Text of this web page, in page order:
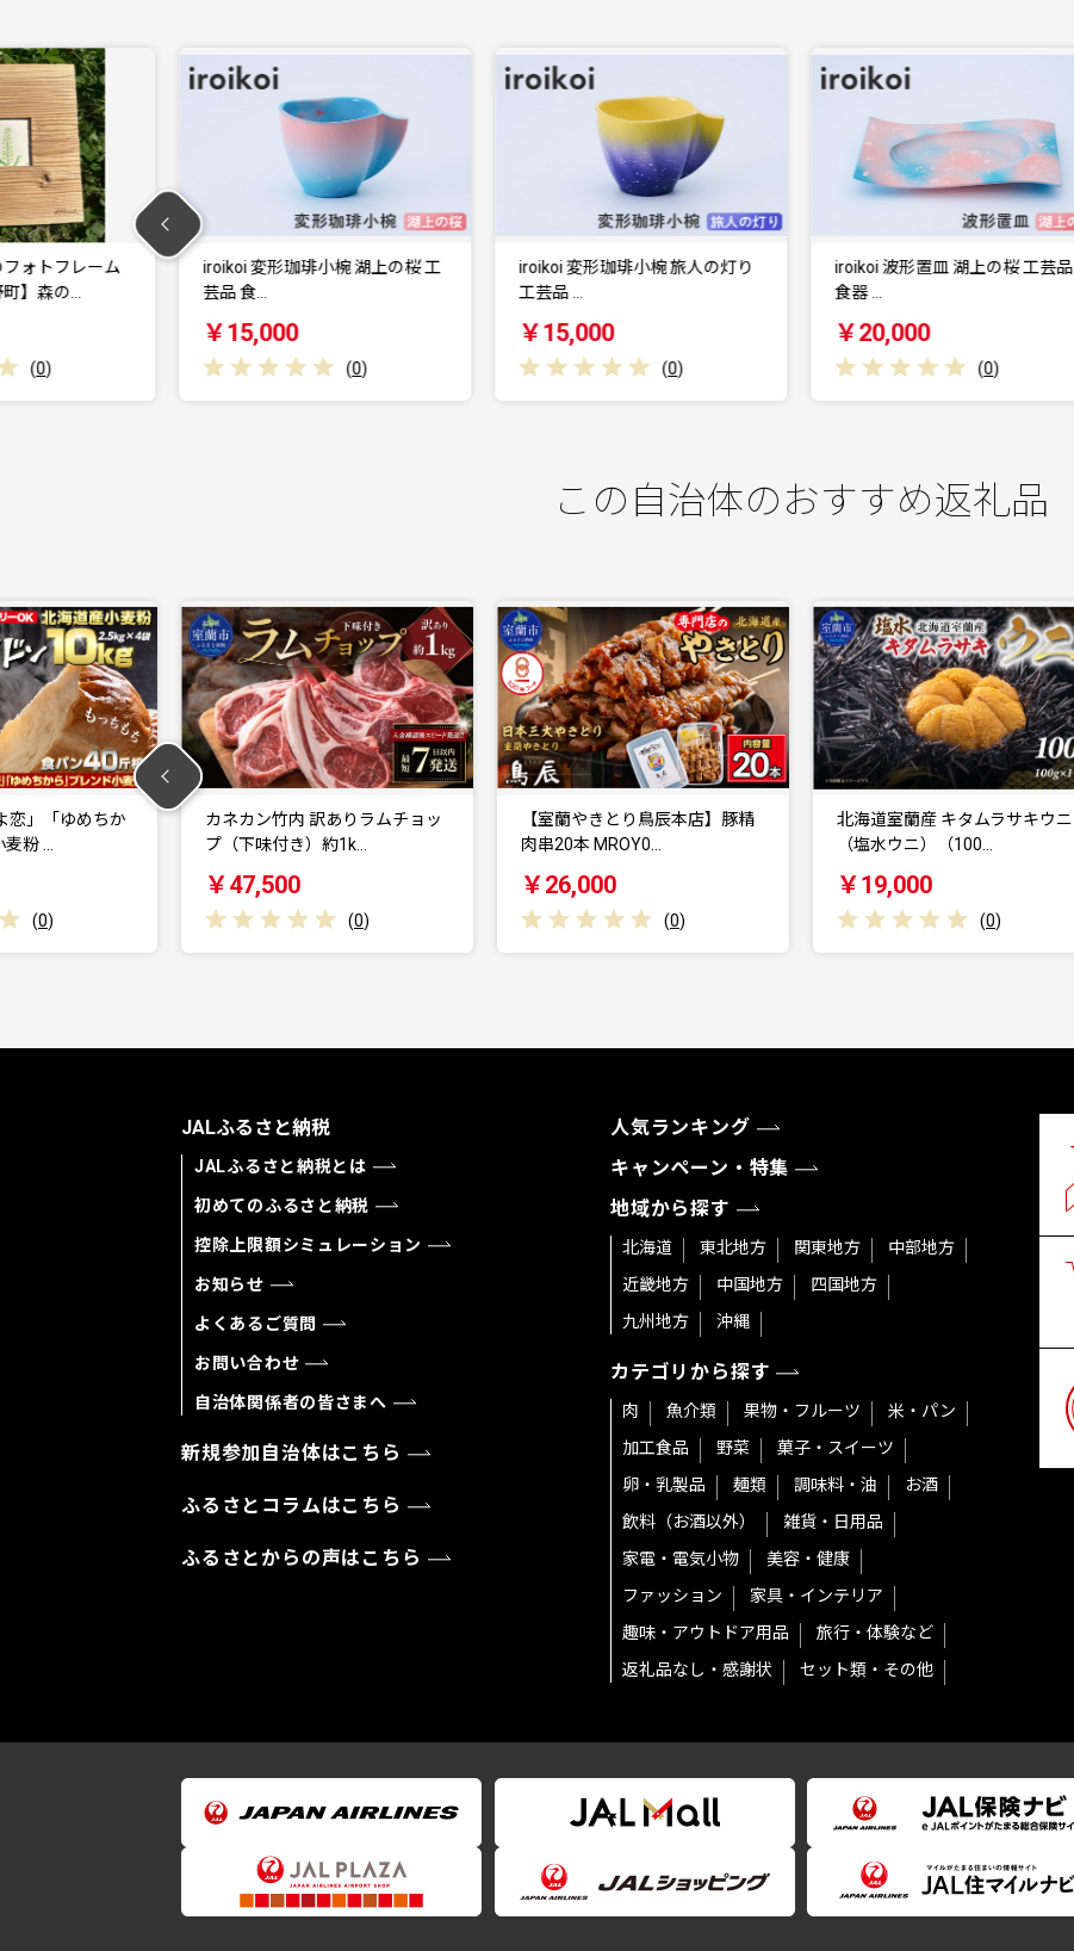
椀 湖上の桜 工
(0)
iroikoi 変形珈琲小椀 旅人の灯り
工芸品 …
￥15,000
(0)
iroikoi 波形置皿 湖上の桜 工芸品
食器 …
￥20,000
(0)
iroikoi 波形置皿 旅人の灯り 工芸
品 食器…
￥20,000
(0)
この自治体のおすすめ返礼品
ありラムチョッ
約1k…
(0
【室蘭やきとり鳥辰本店】豚精
肉串20本 MROY0…
￥26,000
(0
北海道室蘭産 キタムラサキウニ
（塩水ウニ）（100…
￥19,000
(0
日本製鋼所瑞泉鍛刀所 日本刀
（太刀） 胤成作 第3…
￥5,190,000
(0
JALふるさと納税
JALふるさと納税とは
初めてのふるさと納税
控除上限額シミュレーション
お知らせ
よくあるご質問
お問い合わせ
自治体関係者の皆さまへ
新規参加自治体はこちら
ふるさとコラムはこちら
ふるさとからの声はこちら
人気ランキング
キャンペーン・特集
地域から探す
北海道 東北地方 関東地方
中部地方
近畿地方
中国地方
四国地方
九州地方
沖縄
カテゴリから探す
肉 魚介類 果物・フルーツ
米・パン
加工食品
野菜
菓子・スイーツ
卵・乳製品
麺類 調味料・油
お酒
飲料（お酒以外）
雑貨・日用品
家電・電気小物
美容・健康
ファッション
家具・インテリア
趣味・アウトドア用品
旅行・体験など
返礼品なし・感謝状
セット類・その他